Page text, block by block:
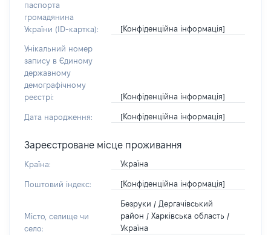
паспорта
громадянина
України (ID-картка):
[Конфіденційна інформація]
Унікальний номер
запису в Єдиному
державному
демографічному
реєстрі:
[Конфіденційна інформація]
Дата народження: [Конфіденційна інформація]
Зареєстроване місце проживання
Країна: Україна
Поштовий індекс: [Конфіденційна інформація]
Місто, селище чи
село:
Безруки / Дергачівський
район / Харківська область /
Україна